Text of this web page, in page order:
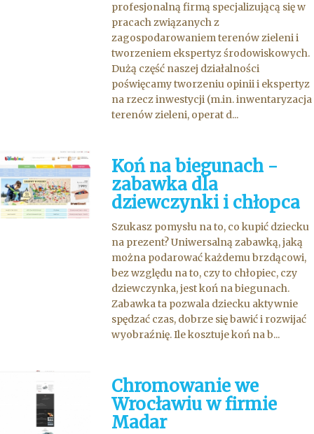
profesjonalną firmą specjalizującą się w
pracach związanych z
zagospodarowaniem terenów zieleni i
tworzeniem ekspertyz środowiskowych.
Dużą część naszej działalności
poświęcamy tworzeniu opinii i ekspertyz
na rzecz inwestycji (m.in. inwentaryzacja
terenów zieleni, operat d...
Koń na biegunach -
zabawka dla
dziewczynki i chłopca
Szukasz pomysłu na to, co kupić dziecku
na prezent? Uniwersalną zabawką, jaką
można podarować każdemu brzdącowi,
bez względu na to, czy to chłopiec, czy
dziewczynka, jest koń na biegunach.
Zabawka ta pozwala dziecku aktywnie
spędzać czas, dobrze się bawić i rozwijać
wyobraźnię. Ile kosztuje koń na b...
Chromowanie we
Wrocławiu w firmie
Madar